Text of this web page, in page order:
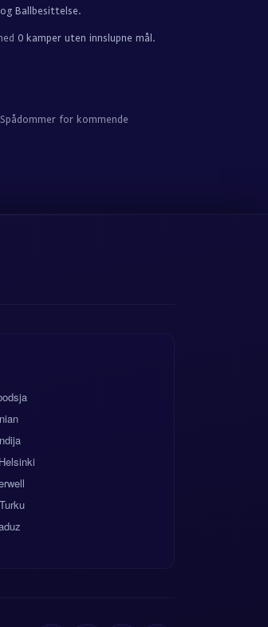
Ballbesittelse.
0 kamper uten innslupne mål.
for kommende